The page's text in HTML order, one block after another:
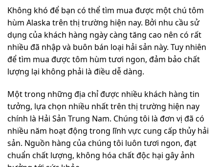
Không khó để bạn có thể tìm mua được một chú tôm
hùm Alaska trên thị trường hiện nay. Bởi nhu cầu sử
dụng của khách hàng ngày càng tăng cao nên có rất
nhiều đã nhập và buôn bán loại hải sản này. Tuy nhiên
để tìm mua được tôm hùm tươi ngon, đảm bảo chất
lượng lại không phải là điều dễ dàng.
Một trong những địa chỉ được nhiều khách hàng tin
tưởng, lựa chọn nhiều nhất trên thị trường hiện nay
chính là Hải Sản Trung Nam. Chúng tôi là đơn vị đã có
nhiều năm hoạt động trong lĩnh vực cung cấp thủy hải
sản. Nguồn hàng của chúng tôi luôn tươi ngon, đạt
chuẩn chất lượng, không hóa chất độc hại gây ảnh